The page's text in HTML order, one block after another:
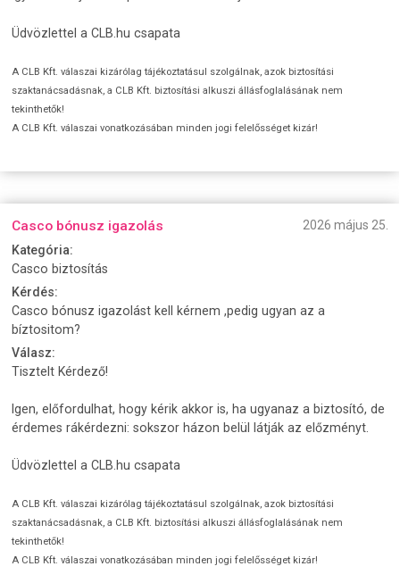
Üdvözlettel a CLB.hu csapata
A CLB Kft. válaszai kizárólag tájékoztatásul szolgálnak, azok biztosítási
szaktanácsadásnak, a CLB Kft. biztosítási alkuszi állásfoglalásának nem
tekinthetők!
A CLB Kft. válaszai vonatkozásában minden jogi felelősséget kizár!
Casco bónusz igazolás
2026 május 25.
Kategória:
Casco biztosítás
Kérdés:
Casco bónusz igazolást kell kérnem ,pedig ugyan az a
bíztositom?
Válasz:
Tisztelt Kérdező!
Igen, előfordulhat, hogy kérik akkor is, ha ugyanaz a biztosító, de
érdemes rákérdezni: sokszor házon belül látják az előzményt.
Üdvözlettel a CLB.hu csapata
A CLB Kft. válaszai kizárólag tájékoztatásul szolgálnak, azok biztosítási
szaktanácsadásnak, a CLB Kft. biztosítási alkuszi állásfoglalásának nem
tekinthetők!
A CLB Kft. válaszai vonatkozásában minden jogi felelősséget kizár!